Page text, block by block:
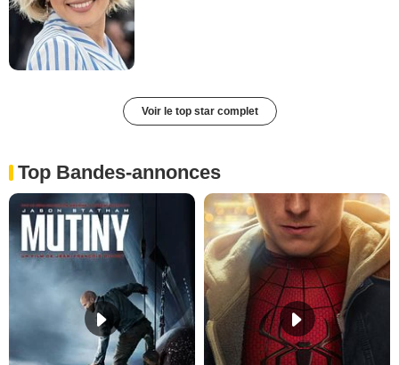
Voir le top star complet
Top Bandes-annonces